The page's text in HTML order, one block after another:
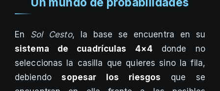
En Sol Cesto, la base se encuentra en su
sistema de cuadrículas 4×4 donde no
seleccionas la casilla que quieres sino la fila,
debiendosopesar los riesgos que se